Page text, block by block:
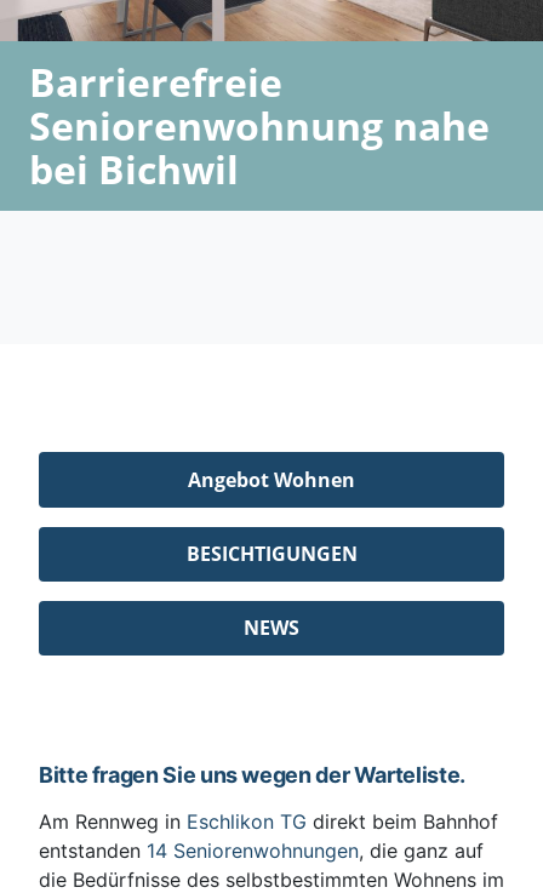
Barrierefreie
Seniorenwohnung nahe
bei Bichwil
Angebot Wohnen
BESICHTIGUNGEN
NEWS
Bitte fragen Sie uns wegen der Warteliste.
Am Rennweg in Eschlikon TG direkt beim Bahnhof
entstanden 14 Seniorenwohnungen, die ganz auf
die Bedürfnisse des selbstbestimmten Wohnens im